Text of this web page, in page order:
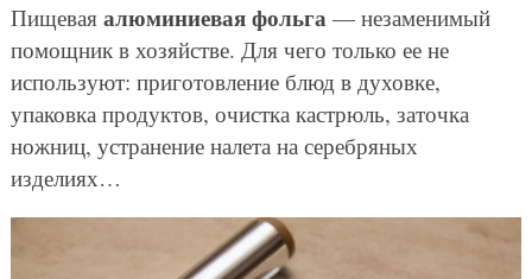
Пищевая алюминиевая фольга— незаменимый
помощник в хозяйстве. Для чего только ее не
используют: приготовление блюд в духовке,
упаковка продуктов, очистка кастрюль, заточка
ножниц, устранение налета на серебряных
изделиях…